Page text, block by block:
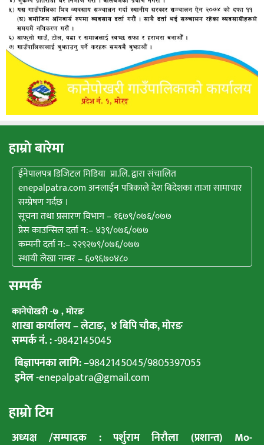
हाम्राे बारेमा
ईनेपालपत्र डिजिटल मिडिया प्रा.लि. द्वारा संचालित
enepalpatra.com अनलाईन पत्रिकाले देश बिदेशका ताजा सामाचार
सम्प्रेषण गर्दछ ।
सूचना तथा प्रसारण विभाग – १६७९/०७६/०७७
प्रेस काउन्सिल दर्ता न:– ४३९/०७६/०७७
कम्पनी दर्ता न:– २२९२७९/०७६/०७७
स्थायी लेखा नम्वर – ६०९६७०४८०
सम्पर्क
कानेपाेखरी -७ , मोरङ
शाखा कार्यालय – लेटाङ, ४ बिपि चाैक, माेरङ
सम्पर्क नं. :-9842145045
बिज्ञापनका लागि:–9842145045/9805397055
इमेल-enepalpatra@gmail.com
हाम्राे टिम
अध्यक्ष /सम्पादक : पर्शुराम निराैला (प्रशान्त) Mo-